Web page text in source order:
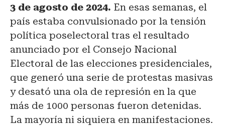
3 de agosto de 2024. En esas semanas, el
país estaba convulsionado por la tensión
política poselectoral tras el resultado
anunciado por el Consejo Nacional
Electoral de las elecciones presidenciales,
que generó una serie de protestas masivas
y desató una ola de represión en la que
más de 1000 personas fueron detenidas.
La mayoría ni siquiera en manifestaciones.